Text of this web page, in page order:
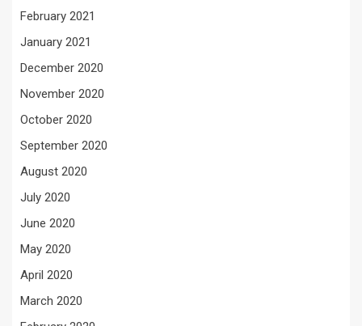
February 2021
January 2021
December 2020
November 2020
October 2020
September 2020
August 2020
July 2020
June 2020
May 2020
April 2020
March 2020